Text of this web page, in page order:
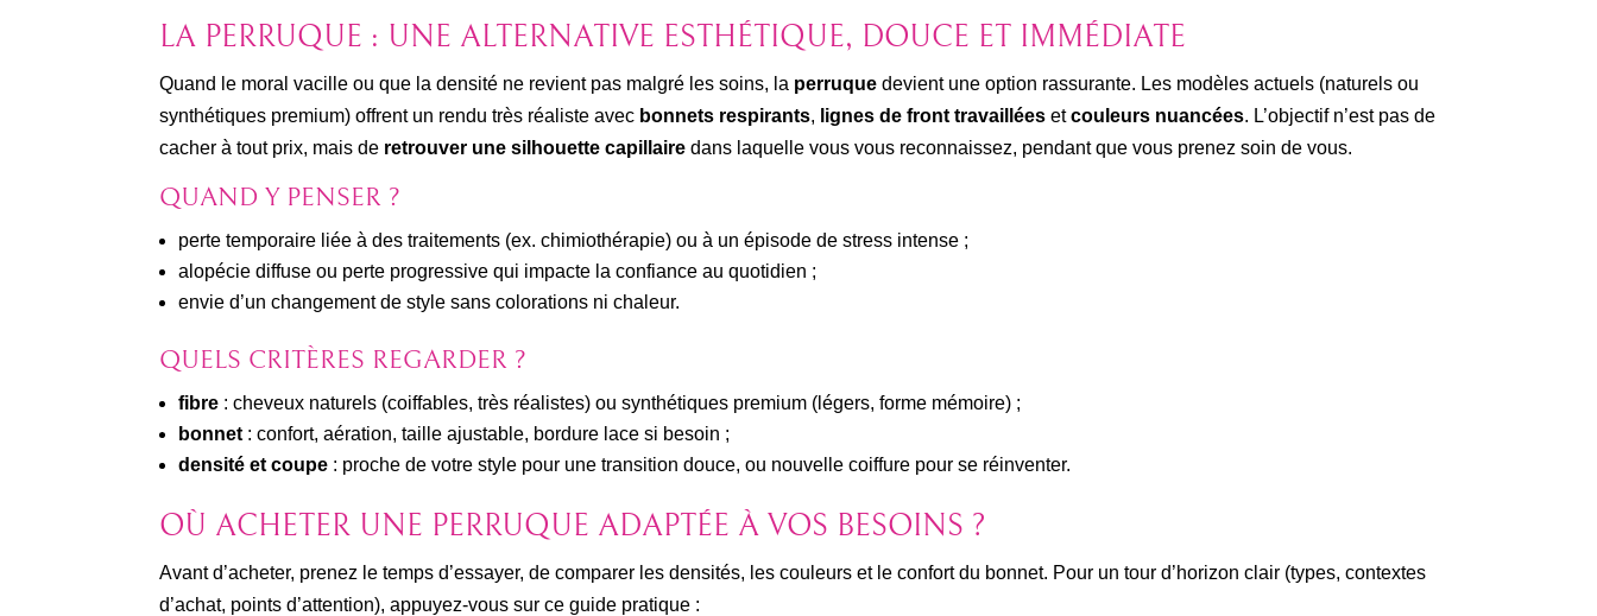
LA PERRUQUE : UNE ALTERNATIVE ESTHÉTIQUE, DOUCE ET IMMÉDIATE
Quand le moral vacille ou que la densité ne revient pas malgré les soins, la perruque devient une option rassurante. Les modèles actuels (naturels ou
synthétiques premium) offrent un rendu très réaliste avec bonnets respirants, lignes de front travaillées etcouleurs nuancées. L’objectif n’est pas de
cacher à tout prix, mais de retrouver une silhouette capillaire dans laquelle vous vous reconnaissez, pendant que vous prenez soin de vous.
QUAND Y PENSER ?
perte temporaire liée à des traitements (ex. chimiothérapie) ou à un épisode de stress intense ;
alopécie diffuse ou perte progressive qui impacte la confiance au quotidien ;
envie d’un changement de style sans colorations ni chaleur.
QUELS CRITÈRES REGARDER ?
fibre : cheveux naturels (coiffables, très réalistes) ou synthétiques premium (légers, forme mémoire) ;
bonnet : confort, aération, taille ajustable, bordure lace si besoin ;
densité et coupe : proche de votre style pour une transition douce, ou nouvelle coiffure pour se réinventer.
OÙ ACHETER UNE PERRUQUE ADAPTÉE À VOS BESOINS ?
Avant d’acheter, prenez le temps d’essayer, de comparer les densités, les couleurs et le confort du bonnet. Pour un tour d’horizon clair (types, contextes
d’achat, points d’attention), appuyez-vous sur ce guide pratique :